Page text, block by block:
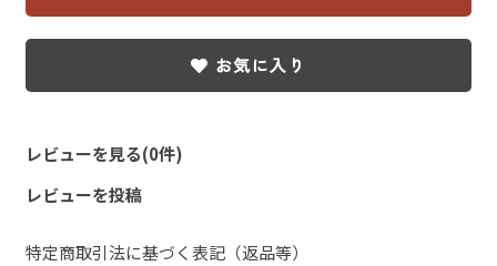
お気に入り
レビューを見る(0件)
レビューを投稿
特定商取引法に基づく表記（返品等）